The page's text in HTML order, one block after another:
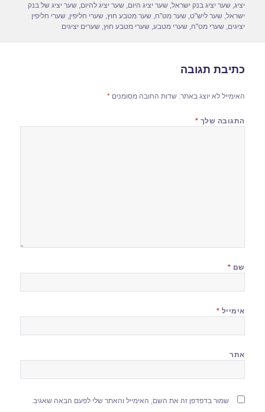
יציג,שער יציג בנק ישראל,שער יציג היום,שער יציג להיום,שער יציג של בנק
ישראל,שער ליש"ט,שער מט"ח,שער מטבע חוץ,שערי חליפין,שערי חליפין
יציגים,שערי מט"ח,שערי מטבע,שערי מטבע חוץ,שערים יציגים
כתיבת תגובה
האימייל לא יוצג באתר. שדות החובה מסומנים*
התגובה שלך *
שם *
אימייל *
אתר
שמור בדפדפן זה את השם, האימייל והאתר שלי לפעם הבאה שאגיב.